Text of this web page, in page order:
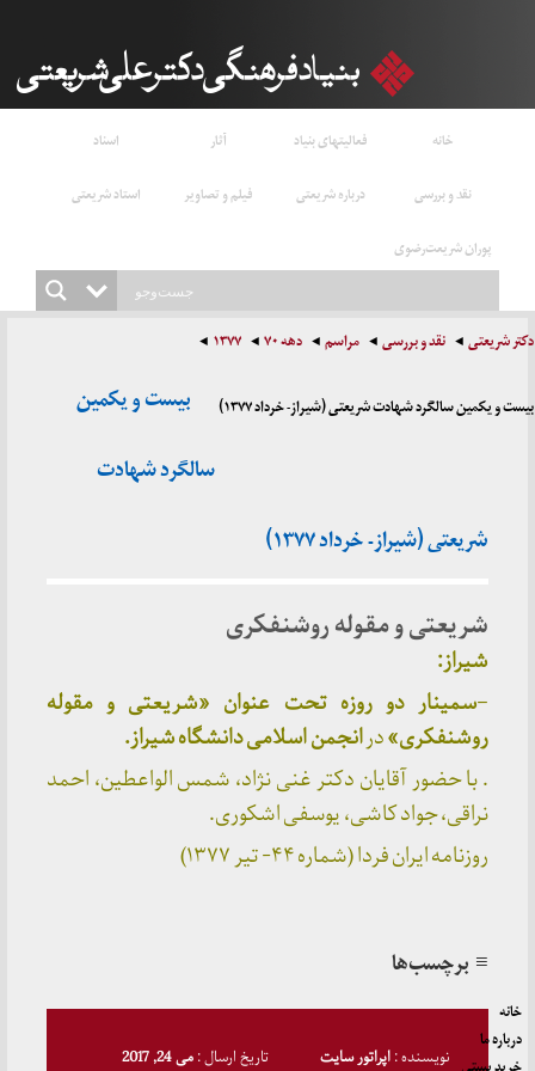
خانه فعالیتهای بنیاد آثار
اسناد
نقد و بررسی
درباره شریعتی فیلم و تصاویر
استاد شریعتی
پوران شریعت‌رضوی
دکتر شریعتی نقد و بررسی مراسم دهه ۷۰ ۱۳۷۷
بیست و یکمین سالگرد شهادت شریعتی (شیراز- خرداد ۱۳۷۷)
بیست و یکمین
سالگرد شهادت
شریعتی (شیراز- خرداد ۱۳۷۷)
شریعتی و مقوله روشنفکری
شیراز:
–سمینار دو روزه تحت عنوان «شریعتی و مقوله
روشنفکری»درانجمن اسلامی دانشگاه شیراز.
. با حضور آقایان دکتر غنی نژاد، شمس الواعطین، احمد
نراقی، جواد کاشی، یوسفی اشکوری.
روزنامه ایران فردا (شماره ۴۴- تیر ۱۳۷۷)
≡ برچسب‌ها
نویسنده :اپراتور سایت تاریخ ارسال :می 24, 2017
خانه
درباره ما